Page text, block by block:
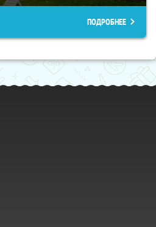
ПОДРОБНЕЕ